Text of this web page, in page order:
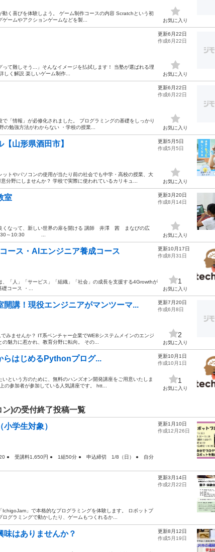
動く喜びを体験しよう。 ゲーム制作コースの内容 Scratchという初
ームやアクションゲームなどを製...
お気に入り
って難しそう...」そんなイメージを払拭します！ 当塾が選ばれる理
しく解説 楽しいゲーム制作...
更新6月22日
作成6月22日
お気に入り
「情報」が必修化されました。 プログラミングの基礎をしっかり
勉強方法がわからない ・学校の授業...
更新6月22日
作成6月22日
お気に入り
山形県酒田市】
トやパソコンの使用が当たり前の社会でも中学・高校の授業、大
分野にしませんか？ 学校で実際に使われているカリキュ...
更新5月5日
作成5月5日
お気に入り
室
くなって、新しい世界の扉を開ける 講師 井澤 茜 まなびの広
9:30～10:30 ...
更新3月20日
作成8月14日
お気に入り
ース・AIエンジニア養成コース
「人」「サービス」「組織」「社会」の成長を支援する4Growthが
コース ・...
更新10月17日
作成8月31日
1
お気に入り
講！現役エンジニアがマンツーマ...
みませんか？ IT系ベンチャー企業でWEBシステムメインのエンジ
魅力に惹かれ、教育分野に転向。 その...
更新7月20日
作成6月8日
2
お気に入り
らはじめるPythonプログ...
という方のために、無料のハンズオン開発講座をご用意いたしま
の参加者が参加している人気講座です。 htt...
更新10月1日
作成10月1日
1
お気に入り
)の受付終了投稿一覧
学生対象）
20 ● 受講料1,650円 ● 1組50分 ● 申込締切 1/8（日） ● 自分
更新1月10日
作成12月26日
」で本格的なプログラミングを体験します。 ロボットプ
グラミングで動かしたり、ゲームもつくれるか...
更新3月14日
作成2月22日
味はありませんか？
更新8月12日
作成5月19日